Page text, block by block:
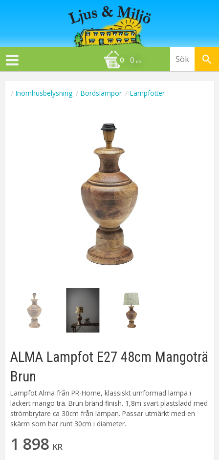
0 KR
Inomhusbelysning Bordslampor Lampfötter
ALMA Lampfot E27 48cm Mangoträ
Brun
Lampfot Alma från PR-Home, klassiskt urnformad lampa i
läckert mango trä. Brun bränd finish. 1,8m svart plastsladd med
strömbrytare ca 30cm från lampan. Passar utmärkt med en
skärm som har runt 30cm i diameter.
1 898 KR